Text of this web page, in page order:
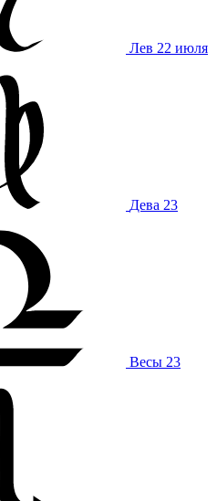
Лев 22 июля
Дева 23
Весы 23